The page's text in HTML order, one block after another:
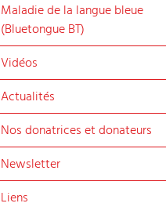
Maladie de la langue bleue
(Bluetongue BT)
Vidéos
Actualités
Nos donatrices et donateurs
Newsletter
Liens